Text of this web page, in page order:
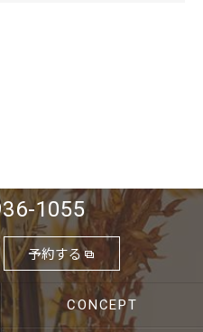
1055
予約する
CONCEPT